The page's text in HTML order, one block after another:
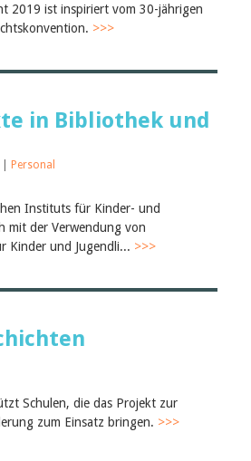
2019 ist inspiriert vom 30-jährigen
>>>
in Bibliothek und
Personal
Instituts für Kinder- und
mit der Verwendung von
Kinder und Jugendli... >>>
Schulen, die das Projekt zur
zum Einsatz bringen. >>>